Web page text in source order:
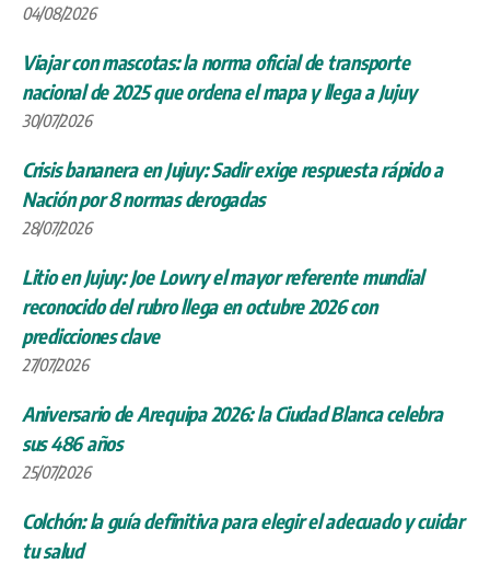
04/08/2026
Viajar con mascotas: la norma oficial de transporte
nacional de 2025 que ordena el mapa y llega a Jujuy
30/07/2026
Crisis bananera en Jujuy: Sadir exige respuesta rápido a
Nación por 8 normas derogadas
28/07/2026
Litio en Jujuy: Joe Lowry el mayor referente mundial
reconocido del rubro llega en octubre 2026 con
predicciones clave
27/07/2026
Aniversario de Arequipa 2026: la Ciudad Blanca celebra
sus 486 años
25/07/2026
Colchón: la guía definitiva para elegir el adecuado y cuidar
tu salud